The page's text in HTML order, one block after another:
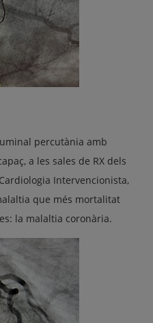
percutània amb
a les sales de RX dels
Intervencionista,
que més mortalitat
la malaltia coronària.